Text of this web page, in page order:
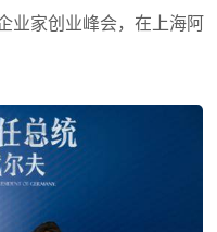
业家创业峰会，在上海阿